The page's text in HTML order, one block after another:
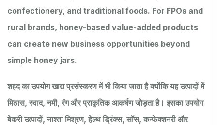
confectionery, and traditional foods. For FPOs and
rural brands, honey-based value-added products
can create new business opportunities beyond
simple honey jars.
शहद का उपयोग खाद्य प्रसंस्करण में भी किया जाता है क्योंकि यह उत्पादों में
मिठास, स्वाद, नमी, रंग और प्राकृतिक आकर्षण जोड़ता है। इसका उपयोग
बेकरी उत्पादों, नाश्ता मिश्रण, हेल्थ ड्रिंक्स, सॉस, कन्फेक्शनरी और